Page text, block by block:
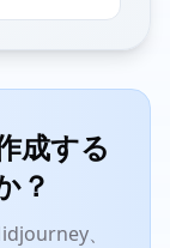
成する
？
、